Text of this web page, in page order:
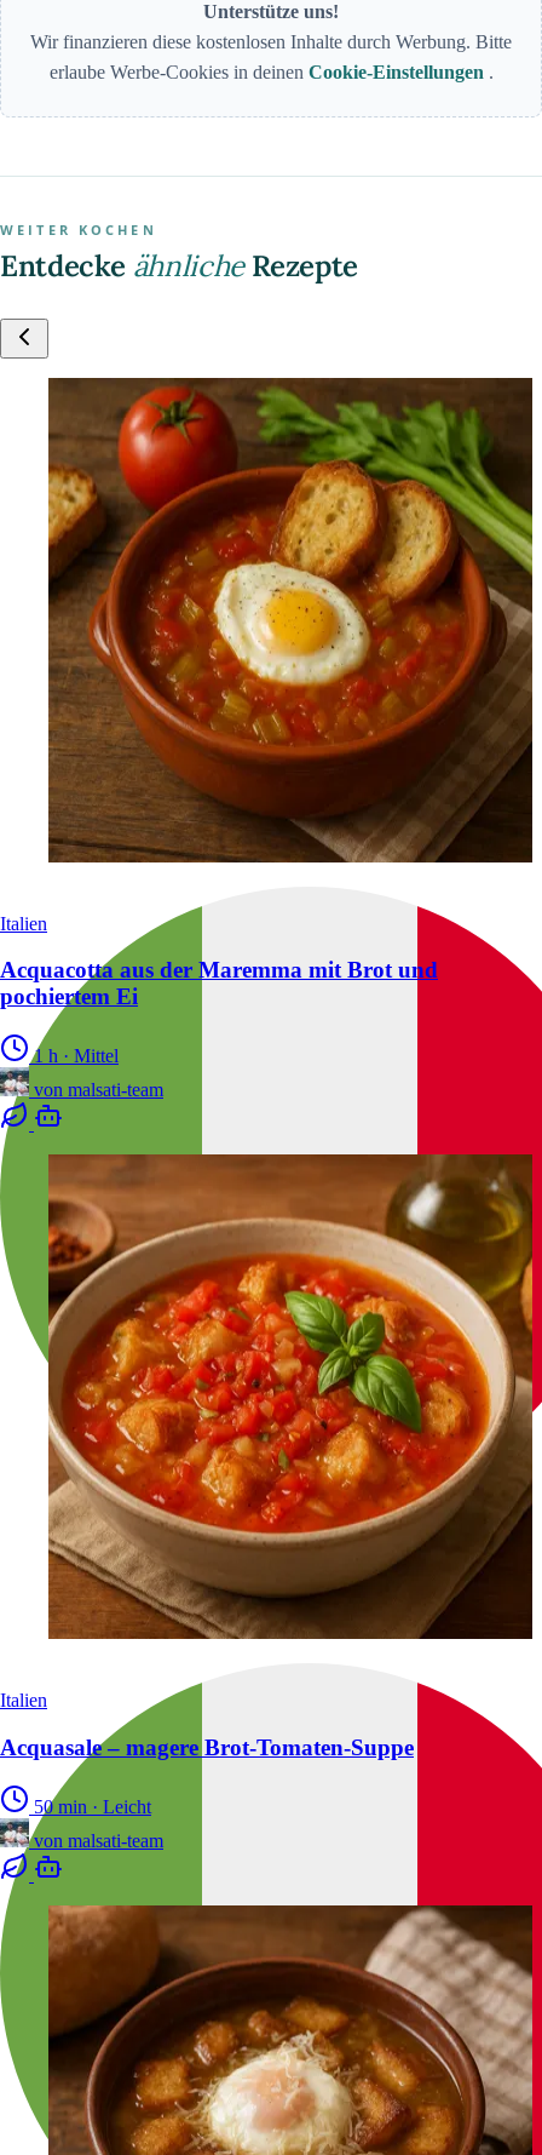
Unterstütze uns!
Wir finanzieren diese kostenlosen Inhalte durch Werbung. Bitte
erlaube Werbe-Cookies in deinen Cookie-Einstellungen .
WEITER KOCHEN
Entdecke ähnlicheRezepte
Italien
Acquacotta aus der Maremma mit Brot und
pochiertem Ei
1 h · Mittel
von malsati-team
Italien
Acquasale – magere Brot-Tomaten-Suppe
50 min · Leicht
von malsati-team